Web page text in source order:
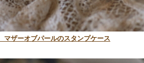
ザーオブパールのスタンプケース